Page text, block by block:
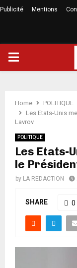
Publicité Mentions
Home
POLITIQUE
Les Etats-Unis
Lavrov
POLITIQUE
Les Etats-
le
by LA REDACTION
SHARE 0